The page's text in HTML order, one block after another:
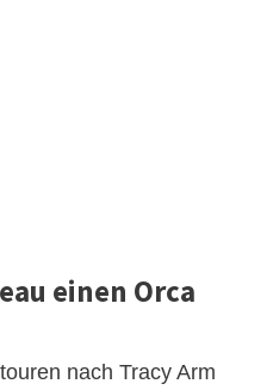
einen Orca
nach Tracy Arm